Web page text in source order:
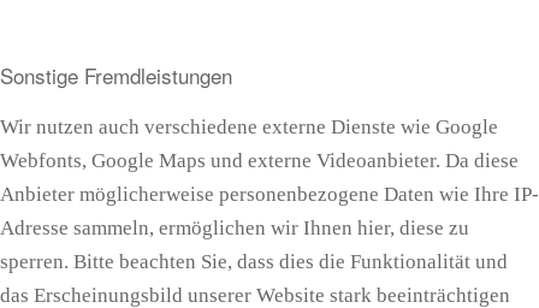
Sonstige Fremdleistungen
Wir nutzen auch verschiedene externe Dienste wie Google
Webfonts, Google Maps und externe Videoanbieter. Da diese
Anbieter möglicherweise personenbezogene Daten wie Ihre IP-
Adresse sammeln, ermöglichen wir Ihnen hier, diese zu
sperren. Bitte beachten Sie, dass dies die Funktionalität und
das Erscheinungsbild unserer Website stark beeinträchtigen